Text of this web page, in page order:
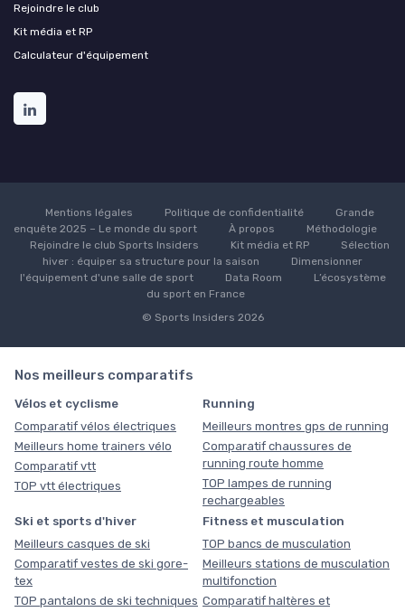
Rejoindre le club
Kit média et RP
Calculateur d'équipement
Mentions légales Politique de confidentialité
Grande
enquête 2025 – Le monde du sport
À propos
Méthodologie
Rejoindre le club Sports Insiders
Kit média et RP
Sélection
hiver : équiper sa structure pour la saison
Dimensionner
l'équipement d'une salle de sport
Data Room
L’écosystème
du sport en France
© Sports Insiders 2026
Nos meilleurs comparatifs
Vélos et cyclisme
Comparatif vélos électriques
Meilleurs home trainers vélo
Comparatif vtt
TOP vtt électriques
Running
Meilleurs montres gps de running
Comparatif chaussures de
running route homme
TOP lampes de running
rechargeables
Ski et sports d'hiver
Meilleurs casques de ski
Comparatif vestes de ski gore-
tex
TOP pantalons de ski techniques
Fitness et musculation
TOP bancs de musculation
Meilleurs stations de musculation
multifonction
Comparatif haltères et